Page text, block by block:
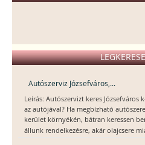
Autószerviz Józsefváros,...
Leírás: Autószervizt keres
az autójával? Ha megbízható
kerület környékén, bátran keressen
állunk rendelkezésre, akár olajcsere